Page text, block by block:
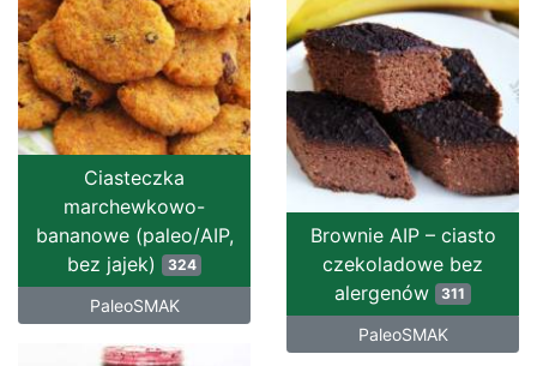
Ciasteczka
marchewkowo-
bananowe (paleo/AIP,
bez jajek)
324
PaleoSMAK
Brownie AIP – ciasto
czekoladowe bez
alergenów 311
PaleoSMAK